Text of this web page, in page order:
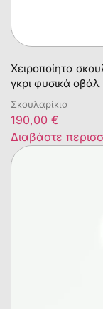
Χειροποίητα
γκρι φυσικά οβάλ
Σκουλαρίκια
190,00 €
Διαβάστε